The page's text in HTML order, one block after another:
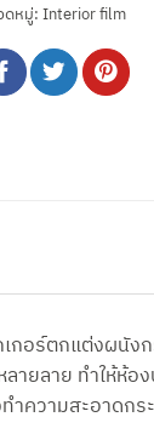
ดหมู่:Interior film
อร์ตกแต่งผนั
ายลาย ทำให้
ความสะอาด